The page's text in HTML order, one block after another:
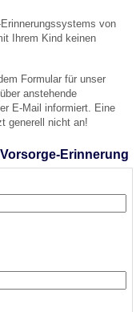
von
Ihrem Kind keinen
Formular für unser
anstehende
E-Mail informiert. Eine
generell nicht an!
Erinnerung